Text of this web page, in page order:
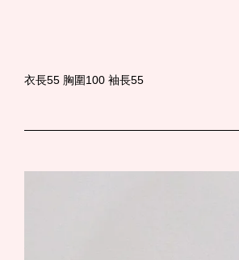
衣長55 胸圍100 袖長55